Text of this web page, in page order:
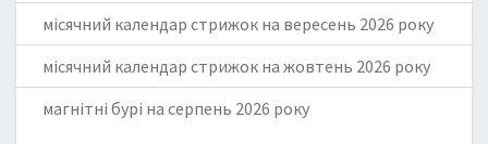
місячний календар стрижок на вересень 2026 року
місячний календар стрижок на жовтень 2026 року
магнітні бурі на серпень 2026 року